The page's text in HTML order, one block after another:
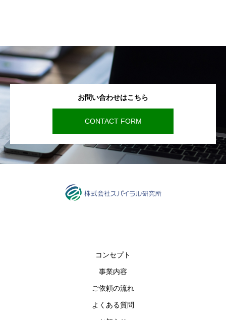
お問い合わせはこちら
CONTACT FORM
コンセプト
事業内容
ご依頼の流れ
よくある質問